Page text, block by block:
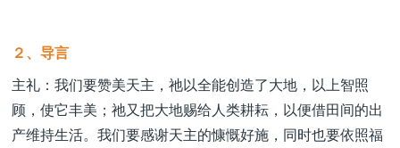
２、导言
主礼：我们要赞美天主，祂以全能创造了大地，以上智照
顾，使它丰美；祂又把大地赐给人类耕耘，以便借田间的出
产维持生活。我们要感谢天主的慷慨好施，同时也要依照福